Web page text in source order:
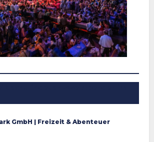
GmbH | Freizeit & Abenteuer